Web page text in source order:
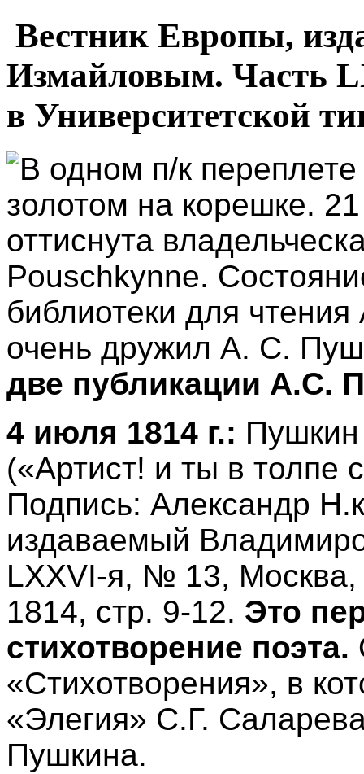
Вестник Европы,
Измайловым. Часть
в Университетской
В одном п/к
золотом на корешке.
оттиснута
Pouschkynne.
библиотеки для
очень дружил А. С.
две публикации А.С.
4 июля 1814 г.: Пушкин
(«Артист! и ты в толпе
Подпись: Александр
издаваемый
LXXVI-я, № 13, Москва,
1814, стр. 9-12. Это
стихотворение поэта.
«Стихотворения», в
«Элегия» С.Г.
Пушкина.